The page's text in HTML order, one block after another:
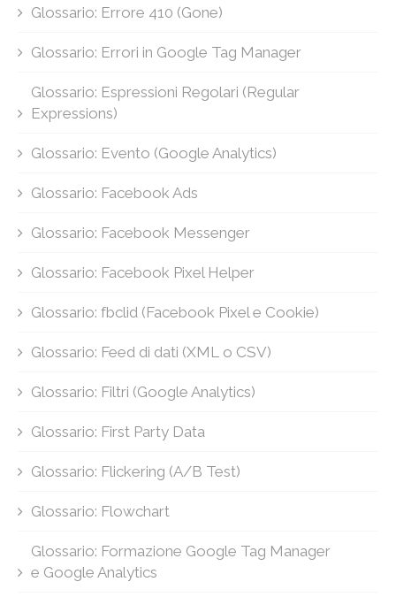
Glossario: Errore 410 (Gone)
Glossario: Errori in Google Tag Manager
Glossario: Espressioni Regolari (Regular
Expressions)
Glossario: Evento (Google Analytics)
Glossario: Facebook Ads
Glossario: Facebook Messenger
Glossario: Facebook Pixel Helper
Glossario: fbclid (Facebook Pixel e Cookie)
Glossario: Feed di dati (XML o CSV)
Glossario: Filtri (Google Analytics)
Glossario: First Party Data
Glossario: Flickering (A/B Test)
Glossario: Flowchart
Glossario: Formazione Google Tag Manager
e Google Analytics